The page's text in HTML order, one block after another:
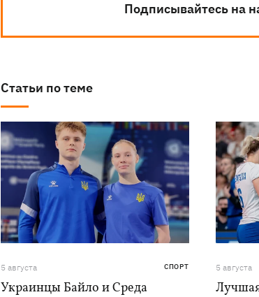
Подписывайтесь на
Статьи по теме
5 августа СПОРТ
Украинцы Байло и Среда
5 августа